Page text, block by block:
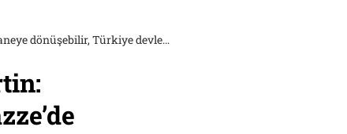
RÖPORTAJ | Avustralyalı aktivist Robert Martin: “İstanbul’da bekletilen dört yardım gemisi Gazze’de hastaneye dönüşebilir, Türkiye devleti müsaade etmeli”